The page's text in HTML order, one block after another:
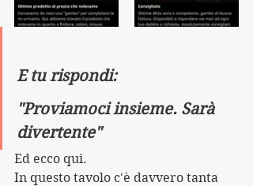
E tu rispondi:
"Proviamoci insieme. Sarà
divertente"
Ed ecco qui.
In questo tavolo c'è davvero tanta